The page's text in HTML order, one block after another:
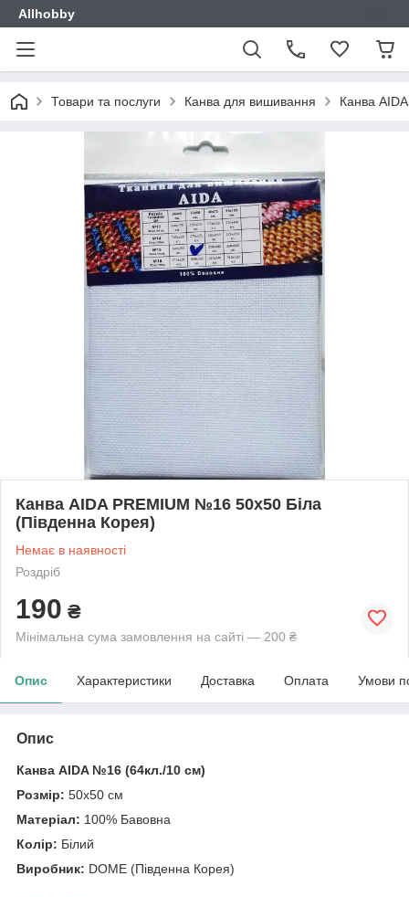
Allhobby
Товари та послуги Канва для вишивання Канва
Канва AIDA PREMIUM №16 50х50 Біла
(Південна Корея)
Немає в наявності
Роздріб
190 ₴
Мінімальна сума замовлення на сайті — 200 ₴
Опис Характеристики Доставка Оплата Умови
Опис
Канва AIDA №16 (64кл./10 см)
Розмір: 50х50 см
Матеріал: 100% Бавовна
Колір: Білий
Виробник: DOME (Південна Корея)